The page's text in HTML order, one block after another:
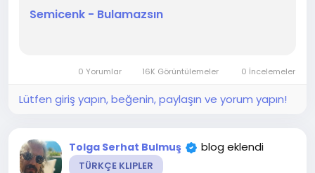
Semicenk - Bulamazsın
0 Yorumlar 16K Görüntülemeler 0 İncelemeler
Lütfen giriş yapın, beğenin, paylaşın ve yorum yapın!
Tolga Serhat Bulmuş blog eklendi
TÜRKÇE KLIPLER